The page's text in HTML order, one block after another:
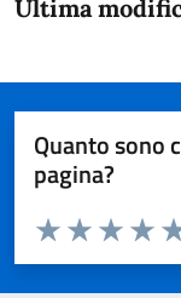
Ultima
Quanto sono
pagina?
Domanda
Valuta da 1 a 5 stelle
Valuta 3
Valuta 2
Valuta 1 stelle su